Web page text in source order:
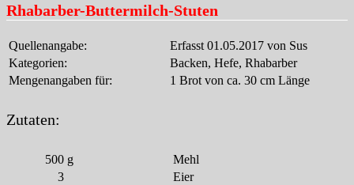
Rhabarber-Buttermilch-Stuten
Quellenangabe:
Erfasst 01.05.2017 von Sus
Kategorien:
Backen, Hefe, Rhabarber
Mengenangaben für:
1 Brot von ca. 30 cm Länge
Zutaten:
500 g
Mehl
3
Eier